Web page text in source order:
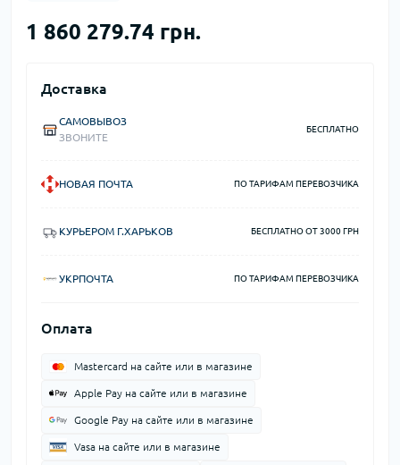
1 860 279.74 грн.
Доставка
САМОВЫВОЗ
ЗВОНИТЕ
БЕСПЛАТНО
НОВАЯ ПОЧТА ПО ТАРИФАМ ПЕРЕВОЗЧИКА
КУРЬЕРОМ Г.ХАРЬКОВ БЕСПЛАТНО ОТ 3000 ГРН
УКРПОЧТА ПО ТАРИФАМ ПЕРЕВОЗЧИКА
Оплата
Mastercard на сайте или в магазине
Apple Pay на сайте или в магазине
Google Pay на сайте или в магазине
Vasa на сайте или в магазине